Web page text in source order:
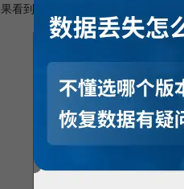
果看到自己需要的文件时，即可点